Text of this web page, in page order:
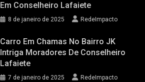
Em Conselheiro Lafaiete
8 de janeiro de 2025 RedeImpacto
Carro Em Chamas No Bairro JK
Intriga Moradores De Conselheiro
Lafaiete
7 de janeiro de 2025 RedeImpacto